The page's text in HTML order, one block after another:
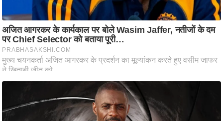
मि
स्तं
भ
ए
म
.
र